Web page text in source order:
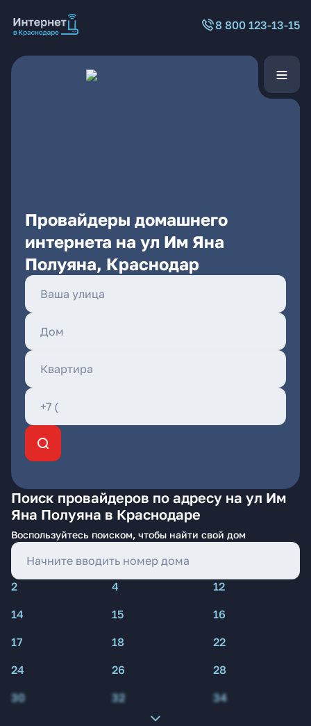
8 800 123-13-15
Провайдеры домашнего
интернета на ул Им Яна
Полуяна, Краснодар
Поиск провайдеров по адресу на ул Им
Яна Полуяна в Краснодаре
Воспользуйтесь поиском, чтобы найти свой дом
2 4
12
14
15
16
17
18
22
24
26
28
30
32 34